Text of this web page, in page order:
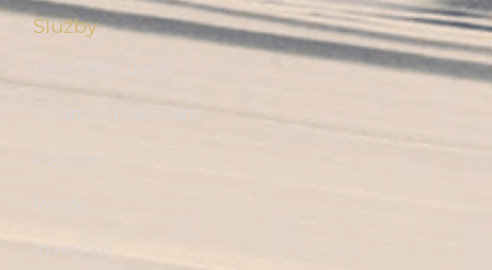
Služby
Finanční plánování
Investice